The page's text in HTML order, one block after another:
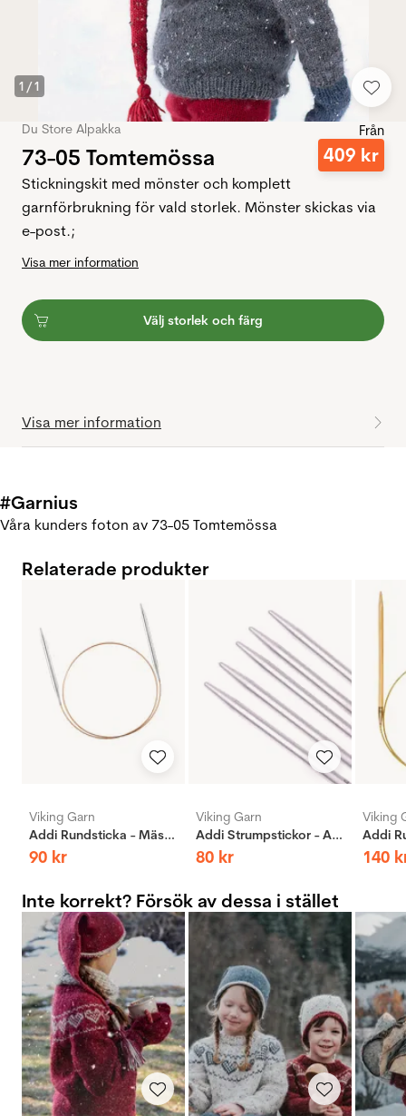
1 /1
Du Store Alpakka
73-05 Tomtemössa
Från
409 kr
Stickningskit med mönster och komplett
garnförbrukning för vald storlek. Mönster skickas via
e-post.;
Visa mer information
Välj storlek och färg
Visa mer information
#Garnius
Våra kunders foton av 73-05 Tomtemössa
Relaterade produkter
Viking Garn
Addi Rundsticka - Mässing
90 kr
Viking Garn
Addi Strumpstickor - Aluminium
80 kr
Viking
140
Inte korrekt? Försök av dessa i stället